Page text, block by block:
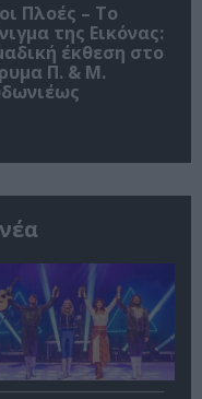
Πλοές – Το
της Εικόνας:
έκθεση στο
Π. & Μ.